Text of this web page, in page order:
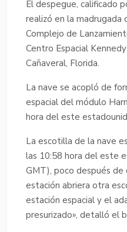
El despegue, calificado
realizó en la madrugada
Complejo de
Centro Espacial
Cañaveral, Florida.
La nave se acopló de
espacial del módulo
hora del este
La escotilla de la nave
las 10:58 hora del este
GMT), poco después
estación abriera otra
estación espacial y el
presurizado», detalló el